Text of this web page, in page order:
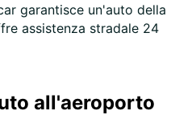
garantisce un'auto della
assistenza stradale 24
all'aeroporto